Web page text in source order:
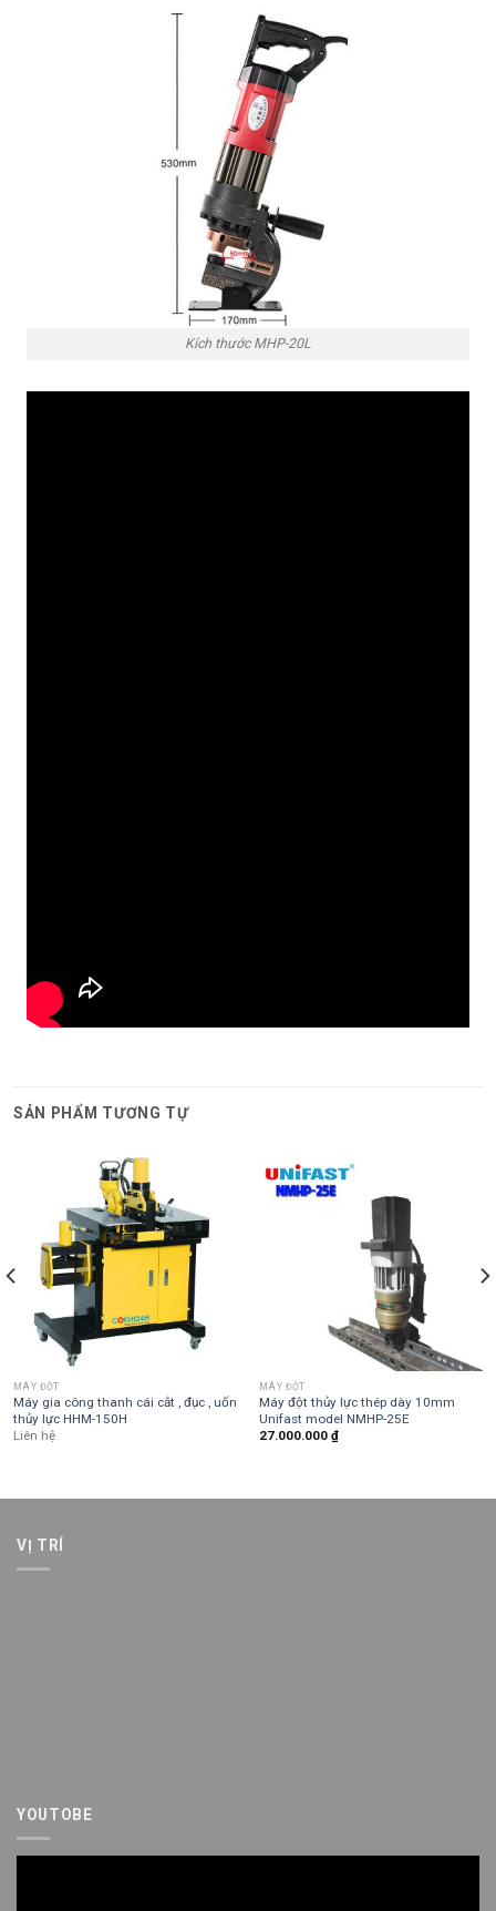
Kích thước MHP-20L
SẢN PHẨM TƯƠNG TỰ
MÁY ĐỘT
Máy gia công thanh cái cắt , đục , uốn
thủy lực HHM-150H
Liên hệ
MÁY ĐỘT
Máy đột thủy lực thép dày 10mm
Unifast model NMHP-25E
27.000.000 ₫
VỊ TRÍ
YOUTOBE